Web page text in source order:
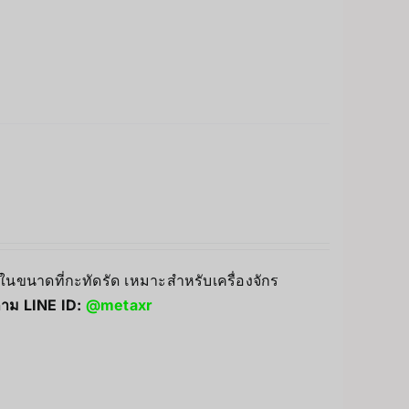
ขนาดที่กะทัดรัด เหมาะสำหรับเครื่องจักร
ม LINE ID: @metaxr